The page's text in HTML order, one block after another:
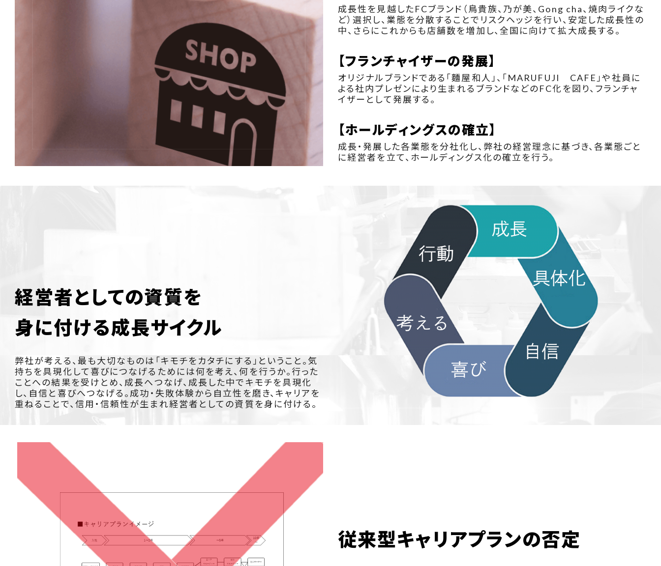
成長性を見越したFCブランド（鳥貴族、乃が美、Gong cha、焼肉ライクな
ど）選択し、業態を分散することでリスクヘッジを行い、安定した成長性の
中、さらにこれからも店舗数を増加し、全国に向けて拡大成長する。
【フランチャイザーの発展】
オリジナルブランドである「麵屋和人」、「MARUFUJI CAFE」や社員に
よる社内プレゼンにより生まれるブランドなどのFC化を図り、フランチャ
イザーとして発展する。
【ホールディングスの確立】
成長・発展した各業態を分社化し、弊社の経営理念に基づき、各業態ごと
に経営者を立て、ホールディングス化の確立を行う。
経営者としての資質を
身に付ける成長サイクル
弊社が考える、最も大切なものは「キモチをカタチにする」ということ。気
持ちを具現化して喜びにつなげるためには何を考え、何を行うか。行った
ことへの結果を受けとめ、成長へつなげ、成長した中でキモチを具現化
し、自信と喜びへつなげる。成功・失敗体験から自立性を磨き、キャリアを
重ねることで、信用・信頼性が生まれ経営者としての資質を身に付ける。
従来型キャリアプランの否定